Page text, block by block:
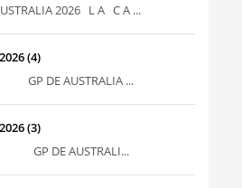
2026 L A C A ...
(4)
GP DE AUSTRALIA ...
(3)
GP DE AUSTRALI...